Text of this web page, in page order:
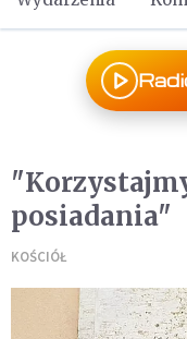
posiadania"
KOŚCIÓŁ